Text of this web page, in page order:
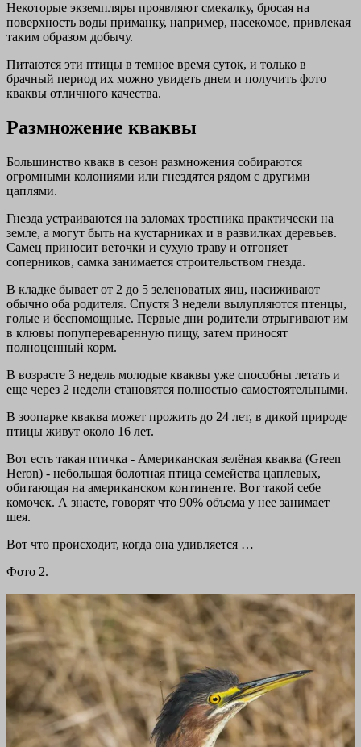
Некоторые экземпляры проявляют смекалку, бросая на
поверхность воды приманку, например, насекомое, привлекая
таким образом добычу.
Питаются эти птицы в темное время суток, и только в
брачный период их можно увидеть днем и получить фото
кваквы отличного качества.
Размножение кваквы
Большинство квакв в сезон размножения собираются
огромными колониями или гнездятся рядом с другими
цаплями.
Гнезда устраиваются на заломах тростника практически на
земле, а могут быть на кустарниках и в развилках деревьев.
Самец приносит веточки и сухую траву и отгоняет
соперников, самка занимается строительством гнезда.
В кладке бывает от 2 до 5 зеленоватых яиц, насиживают
обычно оба родителя. Спустя 3 недели вылупляются птенцы,
голые и беспомощные. Первые дни родители отрыгивают им
в клювы попупереваренную пищу, затем приносят
полноценный корм.
В возрасте 3 недель молодые кваквы уже способны летать и
еще через 2 недели становятся полностью самостоятельными.
В зоопарке кваква может прожить до 24 лет, в дикой природе
птицы живут около 16 лет.
Вот есть такая птичка - Американская зелёная кваква (Green
Heron) - небольшая болотная птица семейства цаплевых,
обитающая на американском континенте. Вот такой себе
комочек. А знаете, говорят что 90% объема у нее занимает
шея.
Вот что происходит, когда она удивляется …
Фото 2.